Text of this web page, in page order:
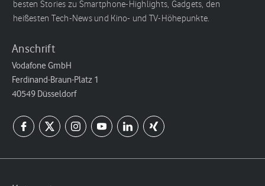
besten Stories zu Smartphone-Highlights, Gadgets, den
heißesten Tech-News und Kino- und TV-Höhepunkte.
Anschrift
Vodafone GmbH
Ferdinand-Braun-Platz 1
40549 Düsseldorf